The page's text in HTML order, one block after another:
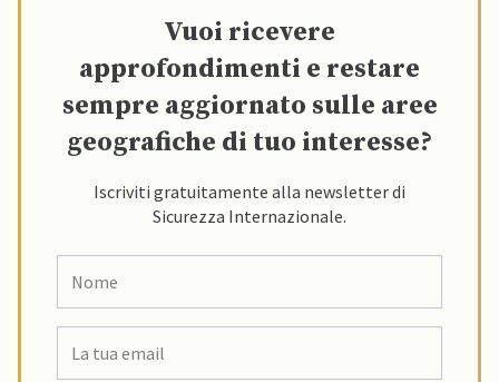
Vuoi ricevere
approfondimenti e restare
sempre aggiornato sulle aree
geografiche di tuo interesse?
Iscriviti gratuitamente alla newsletter di
Sicurezza Internazionale.